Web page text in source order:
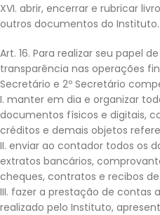
XVI. abrir, encerrar e rubricar
outros documentos do Instituto.
Art. 16. Para realizar seu papel
transparência nas operações
Secretário e 2º Secretário
I. manter em dia e organizar
documentos físicos e digitais,
créditos e demais objetos
II. enviar ao contador todos os
extratos bancários,
cheques, contratos e recibos
III. fazer a prestação de contas
realizado pelo Instituto,